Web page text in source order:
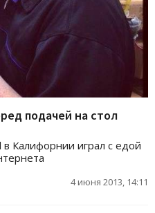
подачей на стол
Калифорнии играл с едой
4 июня 2013, 14:11